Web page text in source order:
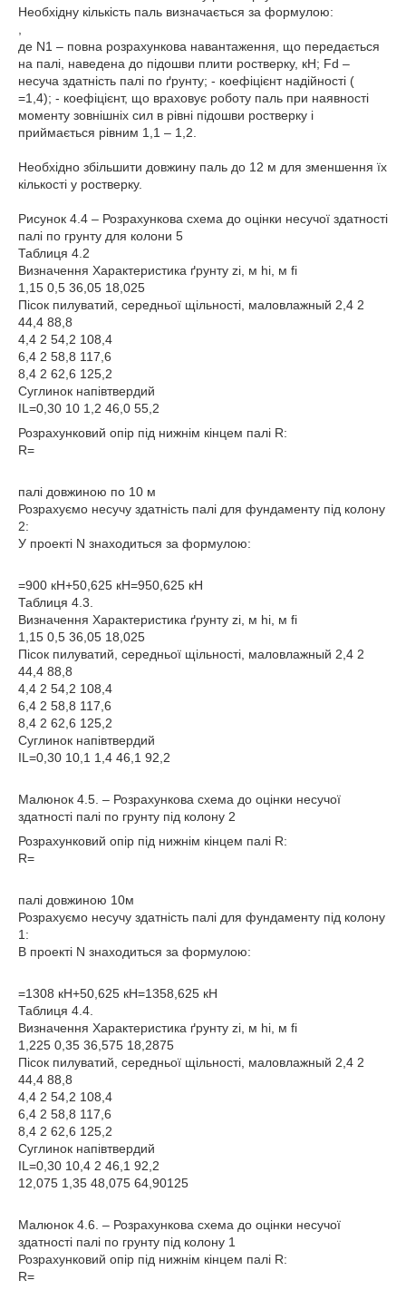
Необхідну кількість паль визначається за формулою:
де N1 – повна розрахункова навантаження, що передається
на палі, наведена до підошви плити ростверку, кН; Fd –
несуча здатність палі по ґрунту; - коефіцієнт надійності (
=1,4); - коефіцієнт, що враховує роботу паль при наявності
моменту зовнішніх сил в рівні підошви ростверку і
приймається рівним 1,1 – 1,2.
Необхідно збільшити довжину паль до 12 м для зменшення їх
кількості у ростверку.
Рисунок 4.4 – Розрахункова схема до оцінки несучої здатності
палі по грунту для колони 5
Таблиця 4.2
Визначення Характеристика ґрунту zi, м hi, м fi
1,15 0,5 36,05 18,025
Пісок пилуватий, середньої щільності, маловлажный 2,4 2
44,4 88,8
4,4 2 54,2 108,4
6,4 2 58,8 117,6
8,4 2 62,6 125,2
Суглинок напівтвердий
IL=0,30 10 1,2 46,0 55,2
Розрахунковий опір під нижнім кінцем палі R:
R=
палі довжиною по 10 м
Розрахуємо несучу здатність палі для фундаменту під колону
2:
У проекті N знаходиться за формулою:
=900 кН+50,625 кН=950,625 кН
Таблиця 4.3.
Визначення Характеристика ґрунту zi, м hi, м fi
1,15 0,5 36,05 18,025
Пісок пилуватий, середньої щільності, маловлажный 2,4 2
44,4 88,8
4,4 2 54,2 108,4
6,4 2 58,8 117,6
8,4 2 62,6 125,2
Суглинок напівтвердий
IL=0,30 10,1 1,4 46,1 92,2
Малюнок 4.5. – Розрахункова схема до оцінки несучої
здатності палі по грунту під колону 2
Розрахунковий опір під нижнім кінцем палі R:
R=
палі довжиною 10м
Розрахуємо несучу здатність палі для фундаменту під колону
1:
В проекті N знаходиться за формулою:
=1308 кН+50,625 кН=1358,625 кН
Таблиця 4.4.
Визначення Характеристика ґрунту zi, м hi, м fi
1,225 0,35 36,575 18,2875
Пісок пилуватий, середньої щільності, маловлажный 2,4 2
44,4 88,8
4,4 2 54,2 108,4
6,4 2 58,8 117,6
8,4 2 62,6 125,2
Суглинок напівтвердий
IL=0,30 10,4 2 46,1 92,2
12,075 1,35 48,075 64,90125
Малюнок 4.6. – Розрахункова схема до оцінки несучої
здатності палі по грунту під колону 1
Розрахунковий опір під нижнім кінцем палі R:
R=